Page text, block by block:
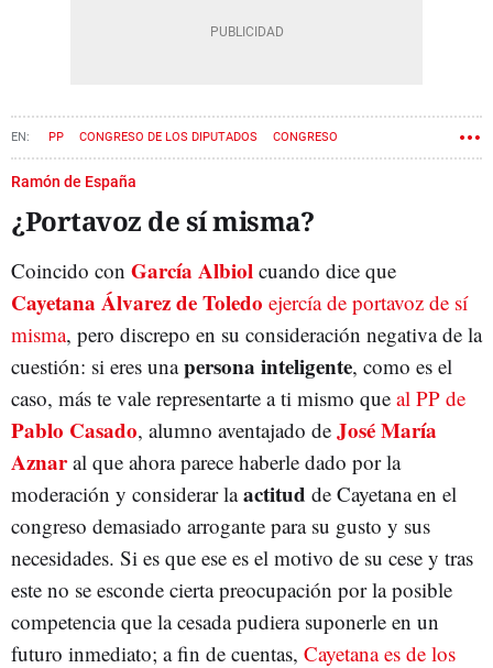
PP CONGRESO DE LOS DIPUTADOS CONGRESO
XAVIER GARCÍA ALBIOL
CAYETANA ÁLVAREZ DE TOLEDO
Ramón de España
¿Portavoz de sí misma?
Coincido con García Albiol cuando dice que
Cayetana Álvarez de Toledo ejercía de portavoz de sí
misma, pero discrepo en su consideración negativa de la
cuestión: si eres unapersona inteligente, como es el
caso, más te vale representarte a ti mismo que al PP de
Pablo Casado, alumno aventajado de José María
Aznaral que ahora parece haberle dado por la
moderación y considerar laactitud de Cayetana en el
congreso demasiado arrogante para su gusto y sus
necesidades. Si es que ese es el motivo de su cese y tras
este no se esconde cierta preocupación por la posible
competencia que la cesada pudiera suponerle en un
futuro inmediato; a fin de cuentas, Cayetana es de los